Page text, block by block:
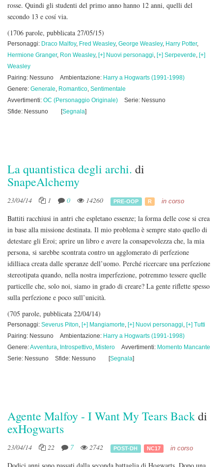
rosse. Quindi gli studenti del primo anno hanno 12 anni, quelli del
secondo 13 e cosí via.
(1706 parole, pubblicata 27/05/15)
Personaggi: Draco Malfoy, Fred Weasley, George Weasley, Harry Potter,
Hermione Granger, Ron Weasley, [+] Nuovi personaggi, [+] Serpeverde, [+]
Weasley
Pairing: Nessuno
Ambientazione: Harry a Hogwarts (1991-1998)
Genere: Generale, Romantico, Sentimentale
Avvertimenti: OC (Personaggio Originale)
Serie: Nessuno
Sfide: Nessuno
[Segnala]
La quantistica degli archi. di
SnapeAlchemy
23/04/14 1 0 14260 PRE-OOP R in corso
Battiti racchiusi in antri che espletano essenze; la forma delle cose si crea
in base alla missione destinata. Il mio problema è sempre stato quello di
detestare gli Eroi; aprire un libro e avere la consapevolezza che, la mia
persona, si sarebbe scontrata contro un agglomerato di perfezione
idilliaca creata dalle speranze dell’uomo. Perché ricercare una perfezione
stereotipata quando, nella nostra imperfezione, potremmo tessere quelle
particelle che, solo noi, siamo in grado di creare? La gente riflette spesso
sulla perfezione e poco sull’unicità.
(705 parole, pubblicata 22/04/14)
Personaggi: Severus Piton, [+] Mangiamorte, [+] Nuovi personaggi, [+] Tutti
Pairing: Nessuno
Ambientazione: Harry a Hogwarts (1991-1998)
Genere:Avventura, Introspettivo, Mistero Avvertimenti: Momento Mancante
Serie: Nessuno
Sfide: Nessuno [Segnala]
Agente Malfoy - I Want My Tears Backdi
exHogwarts
23/04/14 22 7 2742 POST-DH NC17 in corso